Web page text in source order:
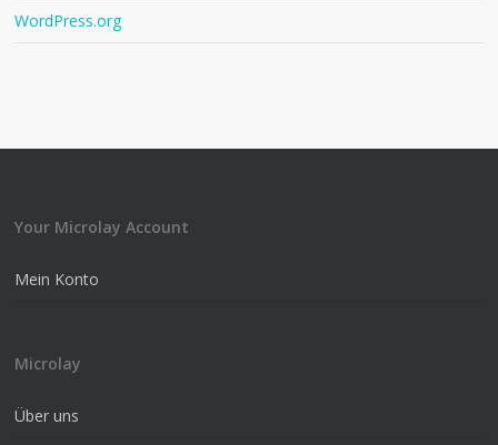
WordPress.org
Your Microlay Account
Mein Konto
Microlay
Über uns